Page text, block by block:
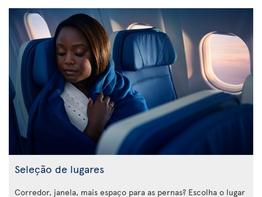
Seleção de lugares
Corredor, janela, mais espaço para as pernas? Escolha o lugar